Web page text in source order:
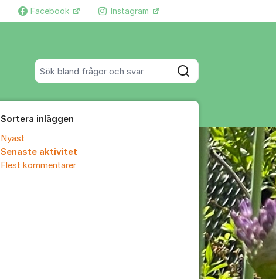
Sök bland alla inlägg
Sök
Facebook Instagram Fler supportlänkar
Sortera inläggen
Nyast
Senaste aktivitet
Flest kommentarer